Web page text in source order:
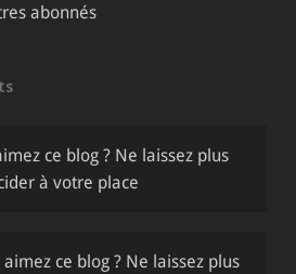
abonnés
ce blog ? Ne laissez plus
à votre place
aimez ce blog ? Ne laissez plus